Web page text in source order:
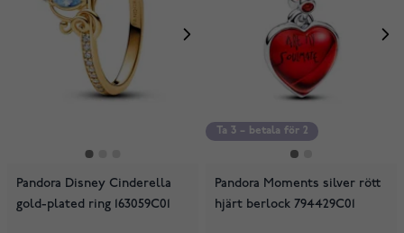
Pandora Disney Cinderella
gold-plated ring 163059C01
Ta 3 – betala för 2
Pandora Moments silver rött
hjärt berlock 794429C01